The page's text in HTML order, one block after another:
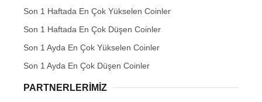
Son 1 Haftada En Çok Yükselen Coinler
Son 1 Haftada En Çok Düşen Coinler
Son 1 Ayda En Çok Yükselen Coinler
Son 1 Ayda En Çok Düşen Coinler
PARTNERLERIMIZ